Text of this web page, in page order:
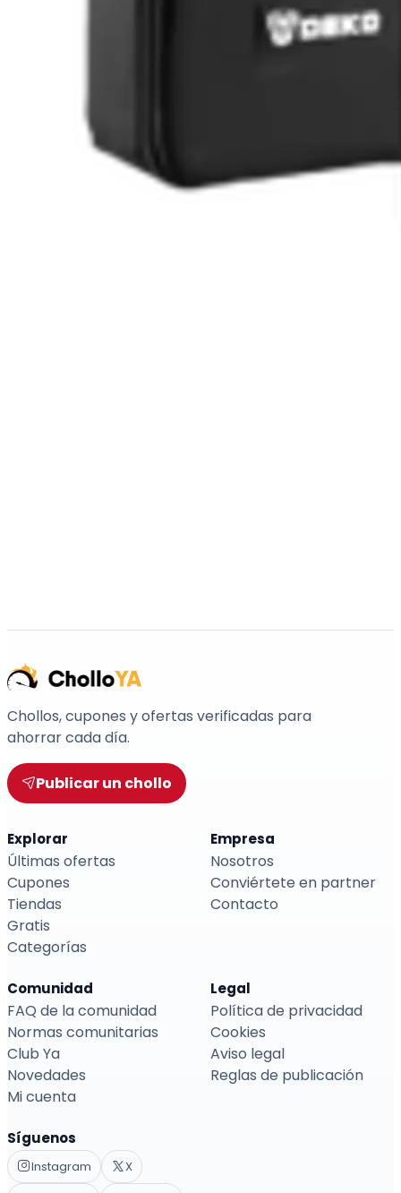
Chollos, cupones y ofertas verificadas para
ahorrar cada día.
Publicar un chollo
Explorar
Últimas ofertas
Cupones
Tiendas
Gratis
Categorías
Empresa
Nosotros
Conviértete en partner
Contacto
Comunidad
FAQ de la comunidad
Normas comunitarias
Club Ya
Novedades
Mi cuenta
Legal
Política de privacidad
Cookies
Aviso legal
Reglas de publicación
Síguenos
Instagram
X